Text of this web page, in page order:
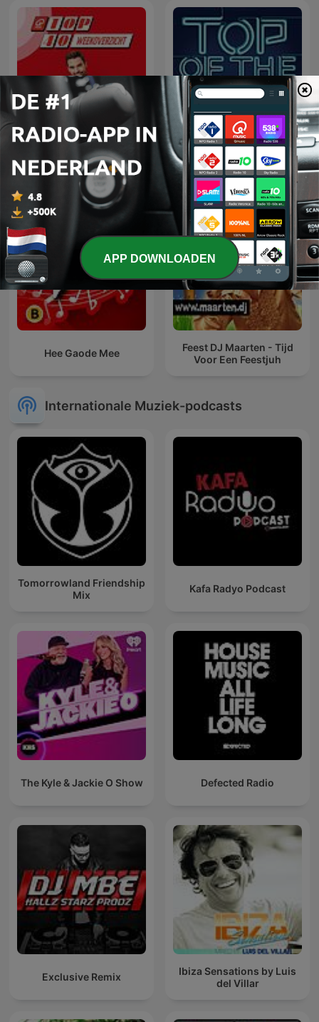
Top 40 Weekoverzicht
Top Of The Pop 1960 -
1969
Hee Gaode Mee
Feest DJ Maarten - Tijd
Voor Een Feestjuh
Internationale Muziek-podcasts
Tomorrowland Friendship
Mix
Kafa Radyo Podcast
The Kyle & Jackie O Show Defected Radio
Exclusive Remix
Ibiza Sensations by Luis
del Villar
APP DOWNLOADEN